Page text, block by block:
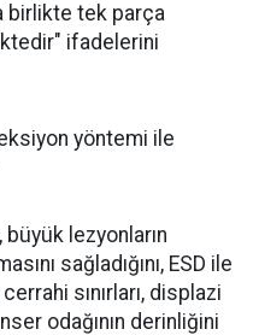
birlikte tek parça
ifadelerini
yöntemi ile
büyük lezyonların
sağladığını, ESD ile
sınırları, displazi
odağının derinliğini